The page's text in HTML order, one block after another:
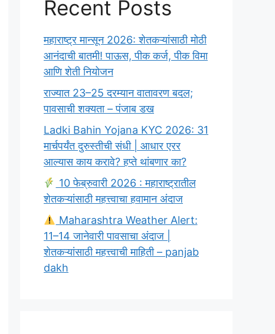
Recent Posts
महाराष्ट्र मान्सून 2026: शेतकऱ्यांसाठी मोठी
आनंदाची बातमी! पाऊस, पीक कर्ज, पीक विमा
आणि शेती नियोजन
राज्यात 23–25 दरम्यान वातावरण बदल;
पावसाची शक्यता – पंजाब डख
Ladki Bahin Yojana KYC 2026: 31
मार्चपर्यंत दुरुस्तीची संधी | आधार एरर
आल्यास काय करावे? हप्ते थांबणार का?
10 फेब्रुवारी 2026 : महाराष्ट्रातील
शेतकऱ्यांसाठी महत्त्वाचा हवामान अंदाज
Maharashtra Weather Alert:
11–14 जानेवारी पावसाचा अंदाज |
शेतकऱ्यांसाठी महत्त्वाची माहिती – panjab
dakh